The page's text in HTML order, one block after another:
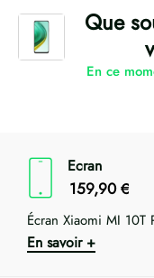
Que
En ce
Ecran
159,90 €
Écran Xiaomi MI 10T
En savoir +